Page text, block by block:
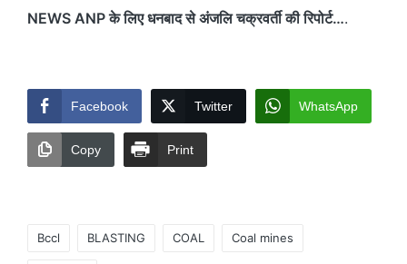
NEWS ANP के लिए धनबाद से अंजलि चक्रवर्ती की रिपोर्ट….
Facebook Twitter WhatsApp
Copy Print
Bccl BLASTING COAL Coal mines